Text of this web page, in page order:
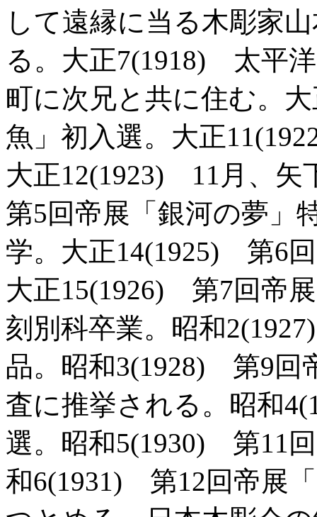
して遠縁に当る木彫家
る。大正7(1918) 太平
町に次兄と共に住む。
魚」初入選。大正
大正12(1923) 11月、
第5回帝展「銀河の夢」
学。大正14(1925) 第6
大正15(1926) 第7回帝
刻別科卒業。昭和
品。昭和3(1928) 第9回
査に推挙される。昭和
選。昭和5(1930) 第11
和6(1931) 第12回帝展